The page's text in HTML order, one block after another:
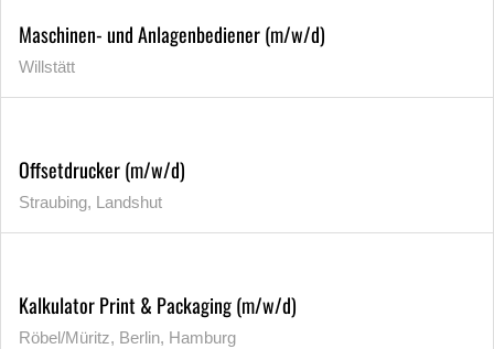
Maschinen- und Anlagenbediener (m/w/d)
Willstätt
Offsetdrucker (m/w/d)
Straubing, Landshut
Kalkulator Print & Packaging (m/w/d)
Röbel/Müritz, Berlin, Hamburg